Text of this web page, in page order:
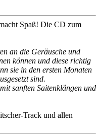
Spaß! Die CD zum
an die Geräusche und
können und diese richtig
sie in den ersten Monaten
sind.
sanften Saitenklängen und
Track und allen